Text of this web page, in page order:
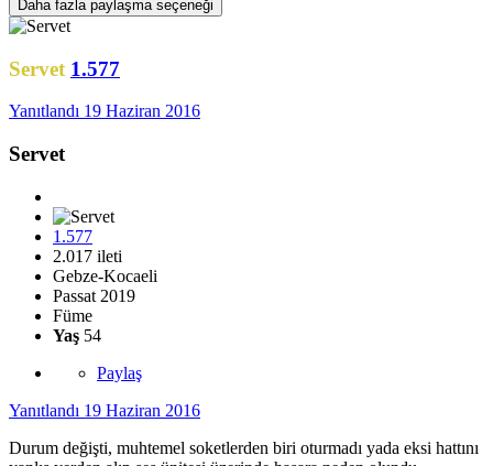
Daha fazla paylaşma seçeneği
Servet 1.577
Yanıtlandı 19 Haziran 2016
Servet
1.577
2.017 ileti
Gebze-Kocaeli
Passat 2019
Füme
Yaş 54
Paylaş
Yanıtlandı 19 Haziran 2016
Durum değişti, muhtemel soketlerden biri oturmadı yada eksi hattını